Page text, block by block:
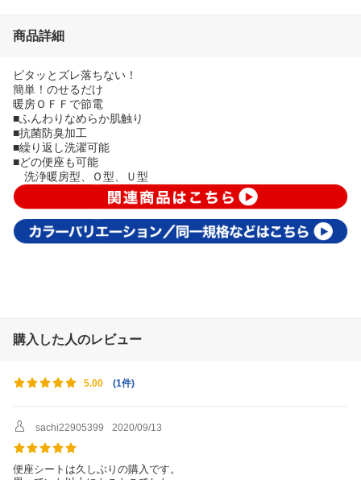
商品詳細
ピタッとズレ落ちない！
簡単！のせるだけ
暖房ＯＦＦで節電
■ふんわりなめらか肌触り
■抗菌防臭加工
■繰り返し洗濯可能
■どの便座も可能
洗浄暖房型、Ｏ型、Ｕ型
購入した人のレビュー
5.00 (1件)
sachi22905399 2020/09/13
便座シートは久しぶりの購入です。